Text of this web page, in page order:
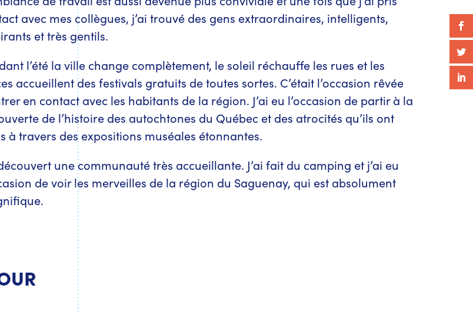
avec mes collègues, j’ai trouvé des gens extraordinaires, intelligents,
et très gentils.
l’été la ville change complètement, le soleil réchauffe les rues et les
accueillent des festivals gratuits de toutes sortes. C’était l’occasion rêvée
en contact avec les habitants de la région. J’ai eu l’occasion de partir à la
de l’histoire des autochtones du Québec et des atrocités qu’ils ont
à travers des expositions muséales étonnantes.
découvert une communauté très accueillante. J’ai fait du camping et j’ai eu
de voir les merveilles de la région du Saguenay, qui est absolument